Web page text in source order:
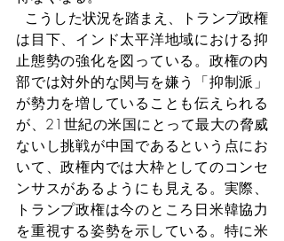
は目下、インド太平洋地域における抑
止態勢の強化を図っている。政権の内
部では対外的な関与を嫌う「抑制派」
が勢力を増していることも伝えられる
が、21世紀の米国にとって最大の脅威
ないし挑戦が中国であるという点にお
いて、政権内では大枠としてのコンセ
ンサスがあるようにも見える。実際、
トランプ政権は今のところ日米韓協力
を重視する姿勢を示している。特に米